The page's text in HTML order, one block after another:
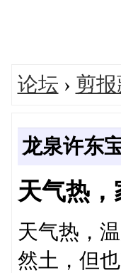
论坛 › 剪
龙泉许东
天气热
天气热，
然土，但